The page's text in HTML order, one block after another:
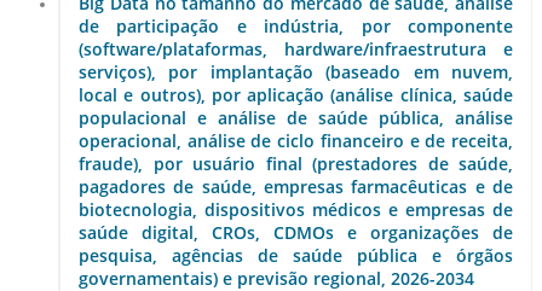
de participação e indústria, por componente
(software/plataformas, hardware/infraestrutura e
serviços), por implantação (baseado em nuvem,
local e outros), por aplicação (análise clínica, saúde
populacional e análise de saúde pública, análise
operacional, análise de ciclo financeiro e de receita,
fraude), por usuário final (prestadores de saúde,
pagadores de saúde, empresas farmacêuticas e de
biotecnologia, dispositivos médicos e empresas de
saúde digital, CROs, CDMOs e organizações de
pesquisa, agências de saúde pública e órgãos
governamentais) e previsão regional, 2026-2034